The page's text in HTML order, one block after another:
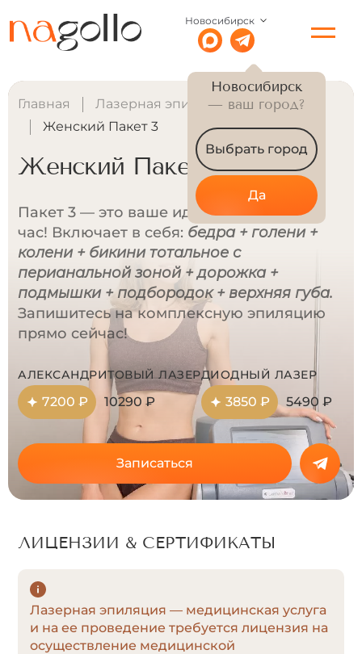
Новосибирск
Новосибирск
— ваш город?
Выбрать город
Да
Главная
Лазерная эпиляция для женщин
Женский Пакет 3
Женский Пакет 3
Пакет 3 — это ваше идеальное тело за 1
час! Включает в себя: бедра + голени +
колени + бикини тотальное с
перианальной зоной + дорожка +
подмышки + подбородок + верхняя губа.
Запишитесь на комплексную эпиляцию
прямо сейчас!
АЛЕКСАНДРИТОВЫЙ ЛАЗЕР
7200 ₽ 10290 ₽
ДИОДНЫЙ ЛАЗЕР
3850 ₽ 5490 ₽
Записаться
ЛИЦЕНЗИИ & СЕРТИФИКАТЫ
Лазерная эпиляция — медицинская услуга
и на ее проведение требуется лицензия на
осуществление медицинской